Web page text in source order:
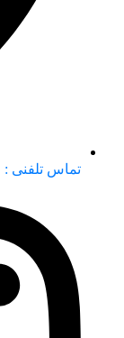
تماس تلفنی : ۰۹۹۸۱۹۸۸۸۸۱